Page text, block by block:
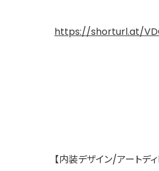
https://shorturl.at/
【内装デザイン/アートディ